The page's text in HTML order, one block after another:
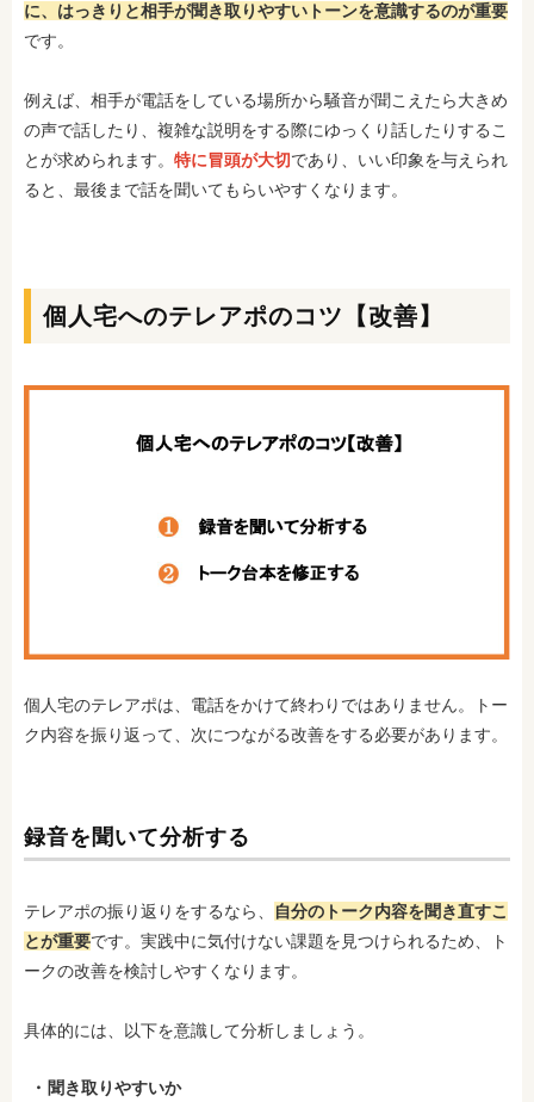
に、はっきりと相手が聞き取りやすいトーンを意識するのが重要
です。
例えば、相手が電話をしている場所から騒音が聞こえたら大きめ
の声で話したり、複雑な説明をする際にゆっくり話したりするこ
とが求められます。 特に冒頭が大切であり、いい印象を与えられ
ると、最後まで話を聞いてもらいやすくなります。
個人宅へのテレアポのコツ【改善】
個人宅のテレアポは、電話をかけて終わりではありません。トー
ク内容を振り返って、次につながる改善をする必要があります。
録音を聞いて分析する
テレアポの振り返りをするなら、
自分のトーク内容を聞き直すこ
とが重要です。実践中に気付けない課題を見つけられるため、ト
ークの改善を検討しやすくなります。
具体的には、以下を意識して分析しましょう。
聞き取りやすいか